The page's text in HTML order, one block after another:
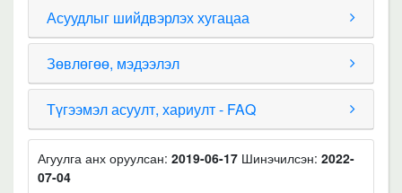
Асуудлыг шийдвэрлэх хугацаа
Зөвлөгөө, мэдээлэл
Түгээмэл асуулт, хариулт - FAQ
Агуулга анх оруулсан: 2019-06-17 Шинэчилсэн: 2022-
07-04